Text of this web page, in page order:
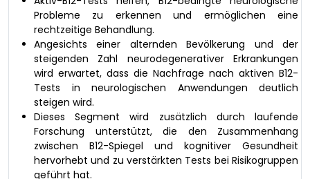
Probleme zu erkennen und ermöglichen eine
rechtzeitige Behandlung.
Angesichts einer alternden Bevölkerung und der
steigenden Zahl neurodegenerativer Erkrankungen
wird erwartet, dass die Nachfrage nach aktiven B12-
Tests in neurologischen Anwendungen deutlich
steigen wird.
Dieses Segment wird zusätzlich durch laufende
Forschung unterstützt, die den Zusammenhang
zwischen B12-Spiegel und kognitiver Gesundheit
hervorhebt und zu verstärkten Tests bei Risikogruppen
geführt hat.